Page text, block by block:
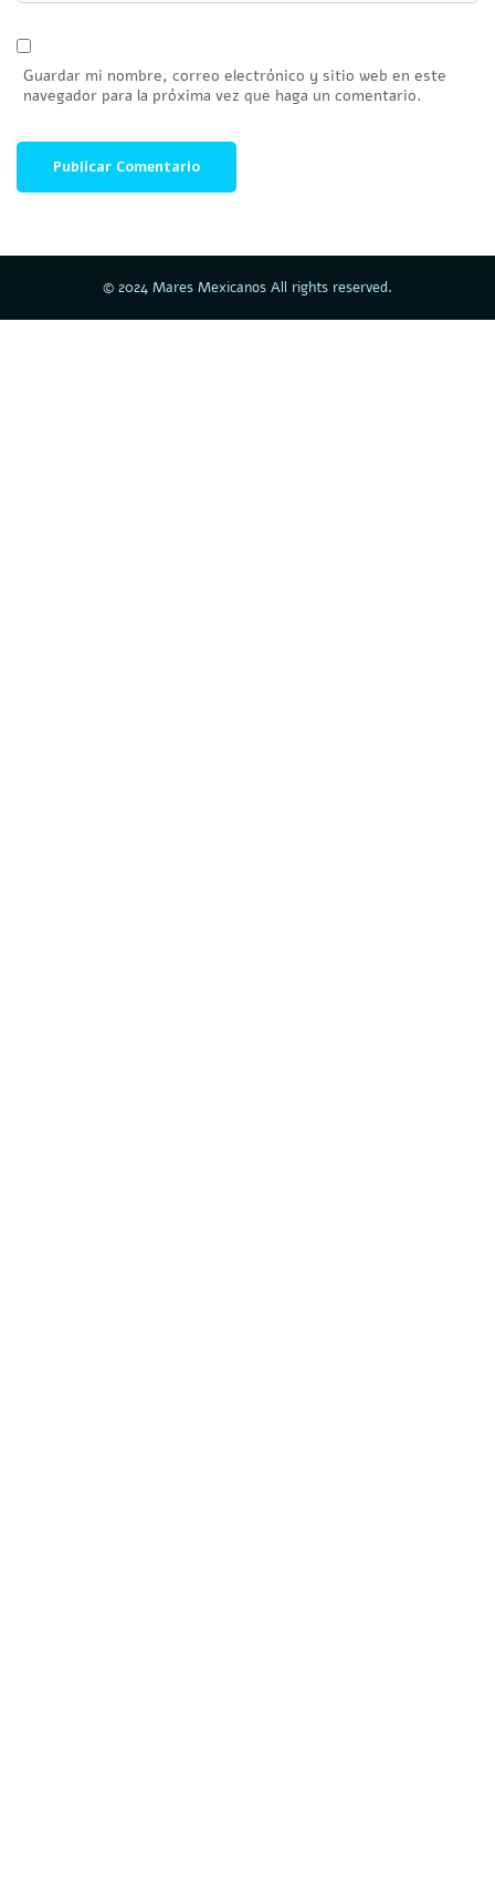
Guardar mi nombre, correo electrónico y sitio web en este
navegador para la próxima vez que haga un comentario.
© 2024 Mares Mexicanos All rights reserved.